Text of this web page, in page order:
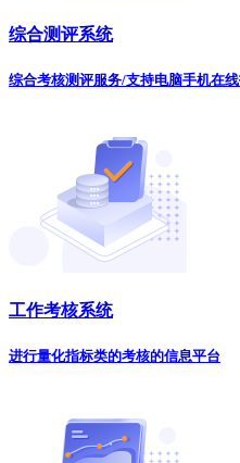
综合测评系统
综合考核测评服务/支持电脑手机在
工作考核系统
进行量化指标类的考核的信息平台